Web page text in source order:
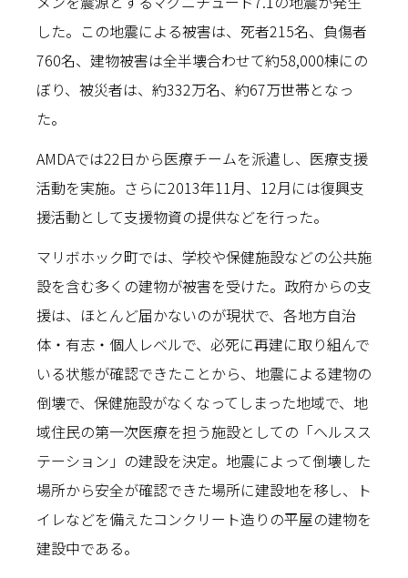
した。この地震による被害は、死者215名、負傷者
760名、建物被害は全半壊合わせて約58,000棟にの
ぼり、被災者は、約332万名、約67万世帯となっ
た。
AMDAでは22日から医療チームを派遣し、医療支援
活動を実施。さらに2013年11月、12月には復興支
援活動として支援物資の提供などを行った。
マリボホック町では、学校や保健施設などの公共施
設を含む多くの建物が被害を受けた。政府からの支
援は、ほとんど届かないのが現状で、各地方自治
体・有志・個人レベルで、必死に再建に取り組んで
いる状態が確認できたことから、地震による建物の
倒壊で、保健施設がなくなってしまった地域で、地
域住民の第一次医療を担う施設としての「ヘルスス
テーション」の建設を決定。地震によって倒壊した
場所から安全が確認できた場所に建設地を移し、ト
イレなどを備えたコンクリート造りの平屋の建物を
建設中である。